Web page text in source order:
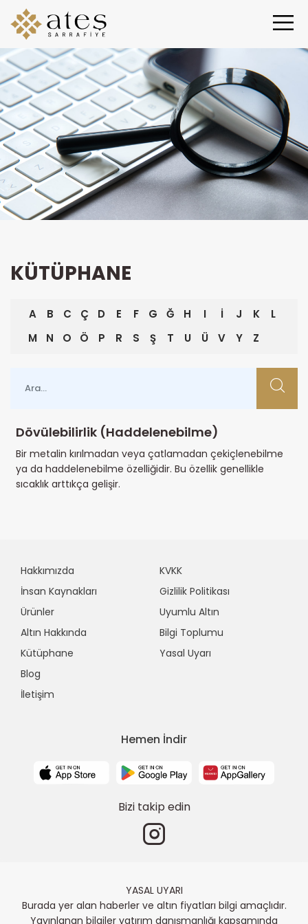
KÜTÜPHANE
A B C Ç D E F G Ğ H I İ J K
L
M
N O Ö P R S Ş T U Ü V Y Z
Dövülebilirlik (Haddelenebilme)
Bir metalin kırılmadan veya çatlamadan çekiçlenebilme
ya da haddelenebilme özelliğidir. Bu özellik genellikle
sıcaklık arttıkça gelişir.
Hakkımızda
İnsan Kaynakları
Ürünler
Altın Hakkında
Kütüphane
Blog
İletişim
KVKK
Gizlilik Politikası
Uyumlu Altın
Bilgi Toplumu
Yasal Uyarı
Hemen İndir
Bizi takip edin
YASAL UYARI
Burada yer alan haberler ve altın fiyatları bilgi amaçlıdır.
Yayınlanan bilgiler yatırım danışmanlığı kapsamında